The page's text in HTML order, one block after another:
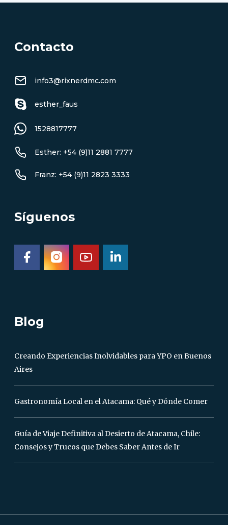
Contacto
info3@rixnerdmc.com
esther_faus
1528817777
Esther: +54 (9)11 2881 7777
Franz: +54 (9)11 2823 3333
Síguenos
Blog
Creando Experiencias Inolvidables para YPO en Buenos
Aires
Gastronomía Local en el Atacama: Qué y Dónde Comer
Guía de Viaje Definitiva al Desierto de Atacama, Chile:
Consejos y Trucos que Debes Saber Antes de Ir